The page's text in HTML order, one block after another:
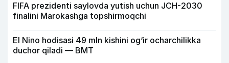
FIFA prezidenti saylovda yutish uchun JCH-2030
finalini Marokashga topshirmoqchi
El Nino hodisasi 49 mln kishini og‘ir ocharchilikka
duchor qiladi — BMT